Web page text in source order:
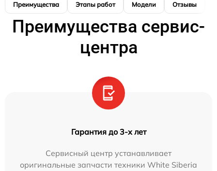
Преимущества Этапы работ Модели Отзывы
Преимущества сервис-
центра
Гарантия до 3-х лет
Сервисный центр устанавливает
оригинальные запчасти техники White Siberia